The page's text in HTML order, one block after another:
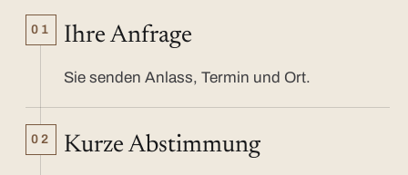
01 Ihre Anfrage
Sie senden Anlass, Termin und Ort.
02 Kurze Abstimmung